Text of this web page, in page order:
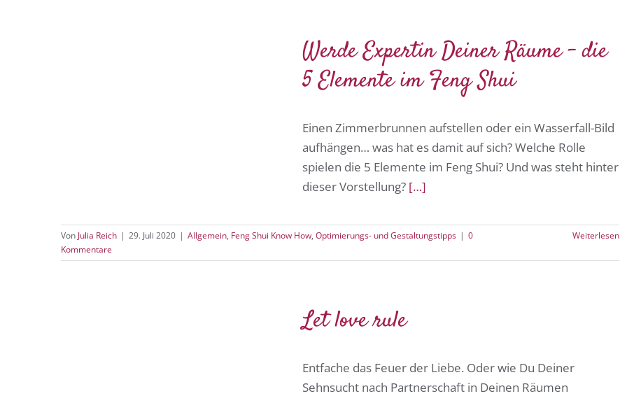
Werde Expertin Deiner Räume – die
5 Elemente im Feng Shui
Einen Zimmerbrunnen aufstellen oder ein Wasserfall-Bild
aufhängen… was hat es damit auf sich? Welche Rolle
spielen die 5 Elemente im Feng Shui? Und was steht hinter
dieser Vorstellung? […]
Von Julia Reich | 29. Juli 2020 | Allgemein, Feng Shui Know How, Optimierungs- und Gestaltungstipps | 0
Kommentare
Weiterlesen
Let love rule
Entfache das Feuer der Liebe. Oder wie Du Deiner
Sehnsucht nach Partnerschaft in Deinen Räumen